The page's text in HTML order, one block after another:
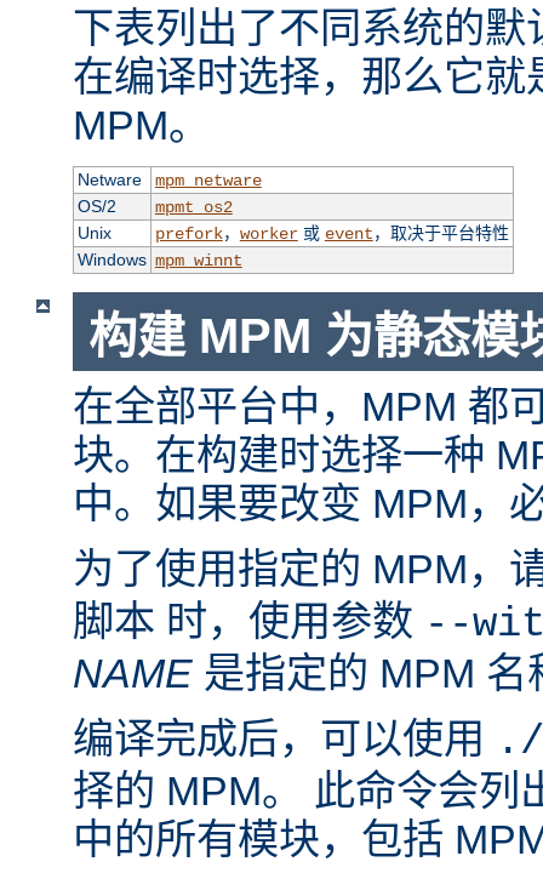
下表列出了不同系统的默
在编译时选择，那么它就
MPM。
Netware
mpm_netware
OS/2
mpmt_os2
Unix
prefork， worker或 event，取决于平台特性
Windows mpm_winnt
构建 MPM 为静态模
在全部平台中，MPM 都
块。在构建时选择一种
中。如果要改变 MPM，
为了使用指定的 MPM，
脚本 时，使用参数 --
NAME 是指定的 MPM 名
编译完成后，可以使用
择的 MPM。 此命令会列
中的所有模块，包括